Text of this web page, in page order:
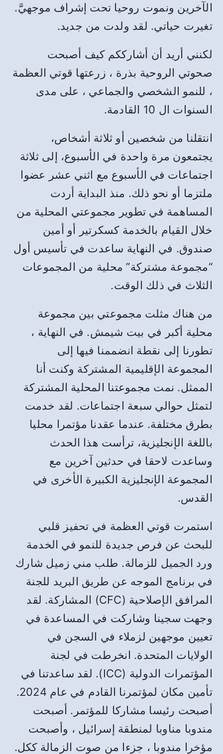
الآخرين ونموت روحيا تحت إشراف موجهيَّ.
تغيرت حياتي. لقد ولدت من جديد.
لكنني أريد أن أشارككم كيف أصبحت
صحوتي الروحية بذرة ، زرعتها قوتي العظمة
، للنمو الشخصي والجماعي ، على مدى
السنوات ال 10 القادمة.
انتقلنا من شخصين أو ثلاثة أشخاص،
يجتمعون مرة واحدة في الأسبوع، إلى ثلاثة
اجتماعات في الأسبوع مع اثني عشر عضوا
ملتزما أو نحو ذلك. منذ البداية أردت
المساهمة في تطوير مجموعتي المحلية من
خلال القيام بالخدمة كسكرتير أو أمين
صندوق. في النهاية ساعدت في تأسيس أول
“مجموعة مشتركة” محلية من المجموعات
الثلاث في ذلك الوقت.
من هناك مثلت مجموعتي بين مجموعة
محلية أكبر في بيت شيمش. في النهاية ،
تطورنا إلى نقطة انضممنا فيها إلى
المجموعة الإقليمية المشتركة وكنت أنا
الممثل. نمت مجموعتنا المحلية المشتركة
لتمثل حوالي سبعة اجتماعات. لقد خدمت
بطرق مختلفة. عندما عقدنا مؤتمرا محليا
باللغة الإنجليزية، ترأست هذا الحدث
وساعدت لاحقا في حدثين آخرين مع
المجموعة الإنجليزية الكبيرة الأخرى في
القدس.
استمرت قوتي العظمة في تحفيز قلبي
للبحث عن فرص جديدة للنمو في الخدمة
ورد الجميل للزمالة. طلب مني زميل شارك
في برنامج الموجه عن طريق البريد للجنة
المرافق الإصلاحية (CFC) المشاركة. لقد
وجهت سجينا وشاركت في المساعدة في
تعيين موجهين لزملاء في السجن في
الولايات المتحدة. انخرطت في لجنة
المؤتمرات الدولية (ICC). لقد ساعدتنا في
تأمين مكان لمؤتمرنا القادم في عام 2024.
أصبحت رئيسا مشاركا للمؤتمر. أصبحت
مندوبا مناوبا لمنطقة إسرائيل ، وأصبحت
مؤخرا مندوبا ، جزءا من صوت الزمالة ككل.